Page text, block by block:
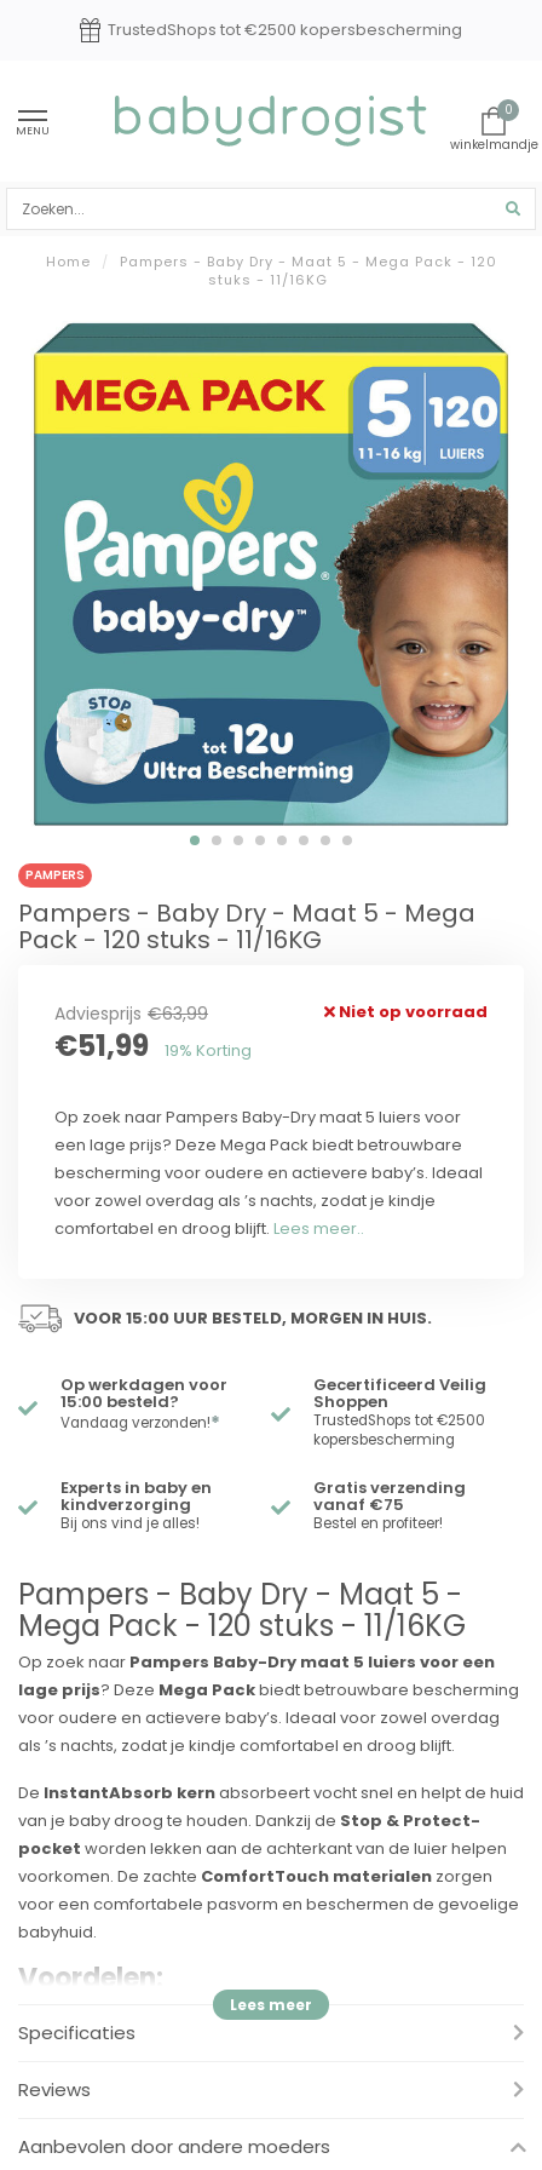
TrustedShops tot €2500 kopersbescherming
MENU
0
Home /
Pampers - Baby Dry - Maat 5 - Mega Pack - 120
stuks - 11/16KG
PAMPERS
Pampers - Baby Dry - Maat 5 - Mega
Pack - 120 stuks - 11/16KG
Adviesprijs €63,99
€51,99 19% Korting
Niet op voorraad
Op zoek naar Pampers Baby-Dry maat 5 luiers voor
een lage prijs? Deze Mega Pack biedt betrouwbare
bescherming voor oudere en actievere baby’s. Ideaal
voor zowel overdag als ’s nachts, zodat je kindje
comfortabel en droog blijft. Lees meer..
VOOR 15:00 UUR BESTELD, MORGEN IN HUIS.
Op werkdagen voor
15:00 besteld?
Vandaag verzonden!*
Gecertificeerd Veilig
Shoppen
TrustedShops tot €2500
kopersbescherming
Experts in baby en
kindverzorging
Bij ons vind je alles!
Gratis verzending
vanaf €75
Bestel en profiteer!
Pampers - Baby Dry - Maat 5 -
Mega Pack - 120 stuks - 11/16KG
Op zoek naar Pampers Baby-Dry maat 5 luiers voor een
lage prijs? Deze Mega Packbiedt betrouwbare bescherming
voor oudere en actievere baby’s. Ideaal voor zowel overdag
als ’s nachts, zodat je kindje comfortabel en droog blijft.
De InstantAbsorb kernabsorbeert vocht snel en helpt de huid
van je baby droog te houden. Dankzij de Stop & Protect-
pocket worden lekken aan de achterkant van de luier helpen
voorkomen. De zachte ComfortTouch materialen zorgen
voor een comfortabele pasvorm en beschermen de gevoelige
babyhuid.
Voordelen:
– absorbeert vocht snel en helpt de
huid droog te houden
van de luier voorkomen
babyhuid
Specificaties
Reviews
Aanbevolen door andere moeders